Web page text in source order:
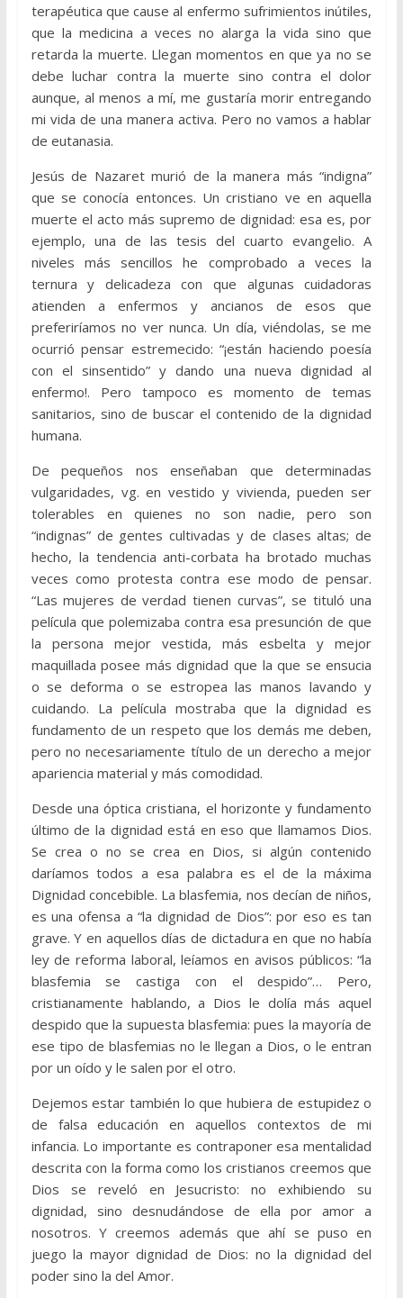
terapéutica que cause al enfermo sufrimientos inútiles,
que la medicina a veces no alarga la vida sino que
retarda la muerte. Llegan momentos en que ya no se
debe luchar contra la muerte sino contra el dolor
aunque, al menos a mí, me gustaría morir entregando
mi vida de una manera activa. Pero no vamos a hablar
de eutanasia.
Jesús de Nazaret murió de la manera más “indigna”
que se conocía entonces. Un cristiano ve en aquella
muerte el acto más supremo de dignidad: esa es, por
ejemplo, una de las tesis del cuarto evangelio. A
niveles más sencillos he comprobado a veces la
ternura y delicadeza con que algunas cuidadoras
atienden a enfermos y ancianos de esos que
preferiríamos no ver nunca. Un día, viéndolas, se me
ocurrió pensar estremecido: “¡están haciendo poesía
con el sinsentido” y dando una nueva dignidad al
enfermo!. Pero tampoco es momento de temas
sanitarios, sino de buscar el contenido de la dignidad
humana.
De pequeños nos enseñaban que determinadas
vulgaridades, vg. en vestido y vivienda, pueden ser
tolerables en quienes no son nadie, pero son
“indignas” de gentes cultivadas y de clases altas; de
hecho, la tendencia anti-corbata ha brotado muchas
veces como protesta contra ese modo de pensar.
“Las mujeres de verdad tienen curvas”, se tituló una
película que polemizaba contra esa presunción de que
la persona mejor vestida, más esbelta y mejor
maquillada posee más dignidad que la que se ensucia
o se deforma o se estropea las manos lavando y
cuidando. La película mostraba que la dignidad es
fundamento de un respeto que los demás me deben,
pero no necesariamente título de un derecho a mejor
apariencia material y más comodidad.
Desde una óptica cristiana, el horizonte y fundamento
último de la dignidad está en eso que llamamos Dios.
Se crea o no se crea en Dios, si algún contenido
daríamos todos a esa palabra es el de la máxima
Dignidad concebible. La blasfemia, nos decían de niños,
es una ofensa a “la dignidad de Dios”: por eso es tan
grave. Y en aquellos días de dictadura en que no había
ley de reforma laboral, leíamos en avisos públicos: “la
blasfemia se castiga con el despido”… Pero,
cristianamente hablando, a Dios le dolía más aquel
despido que la supuesta blasfemia: pues la mayoría de
ese tipo de blasfemias no le llegan a Dios, o le entran
por un oído y le salen por el otro.
Dejemos estar también lo que hubiera de estupidez o
de falsa educación en aquellos contextos de mi
infancia. Lo importante es contraponer esa mentalidad
descrita con la forma como los cristianos creemos que
Dios se reveló en Jesucristo: no exhibiendo su
dignidad, sino desnudándose de ella por amor a
nosotros. Y creemos además que ahí se puso en
juego la mayor dignidad de Dios: no la dignidad del
poder sino la del Amor.